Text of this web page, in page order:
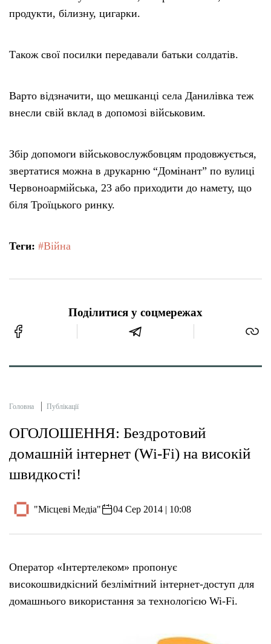
продукти, білизну, цигарки.
Також свої посилки передавали батьки солдатів.
Варто відзначити, що мешканці села Данилівка теж
внесли свій вклад в допомозі військовим.
Збір допомоги військовослужбовцям продовжується,
звертатися можна в друкарню “Домінант” по вулиці
Червоноармійська, 23 або приходити до намету, що
біля Троїцького ринку.
Теги: #Війна
Поділитися у соцмережах
Головна Публікації
ОГОЛОШЕННЯ: Бездротовий
домашній інтернет (Wi-Fi) на високій
швидкості!
"Місцеві Медіа" 04 Сер 2014 | 10:08
Оператор «Інтертелеком» пропонує
високошвидкісний безлімітний інтернет-доступ для
домашнього використання за технологією Wi-Fi.